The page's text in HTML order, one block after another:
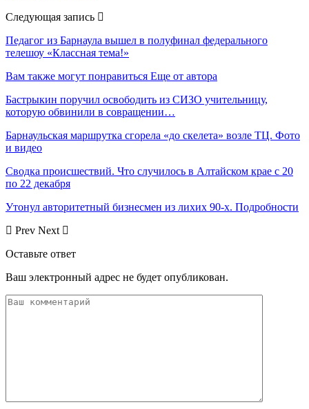
Следующая запись
Педагог из Барнаула вышел в полуфинал федерального
телешоу «Классная тема!»
Вам также могут понравиться Еще от автора
Бастрыкин поручил освободить из СИЗО учительницу,
которую обвинили в совращении…
Барнаульская маршрутка сгорела «до скелета» возле ТЦ. Фото
и видео
Сводка происшествий. Что случилось в Алтайском крае с 20
по 22 декабря
Утонул авторитетный бизнесмен из лихих 90-х. Подробности
Prev Next
Оставьте ответ
Ваш электронный адрес не будет опубликован.